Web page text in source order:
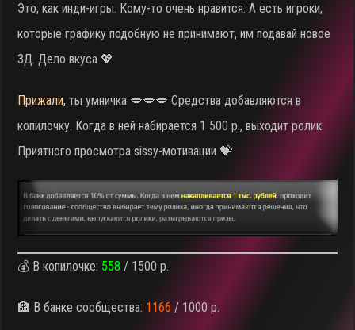
Это, как инди-игры. Кому-то очень нравится. А есть игроки,
которые графику подобную не принимают, им подавай новое
3Д. Дело вкуса 💖
Прижали, ты умничка 💋💋💋 Средства добавляются в
копилочку. Когда в ней набирается 1 500 р., выходит ролик.
Приятного просмотра sissy-мотивации 💝
💰 В копилочке: 558 / 1500 р.
🏦 В банке сообщества: 1166 / 1000 р.